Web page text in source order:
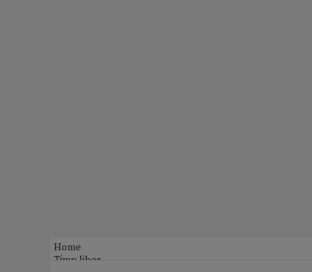
Home
Timp liber